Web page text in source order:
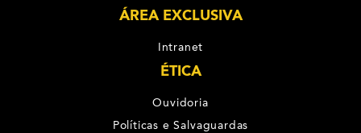
ÁREA EXCLUSIVA
Intranet
ÉTICA
Ouvidoria
Políticas e Salvaguardas